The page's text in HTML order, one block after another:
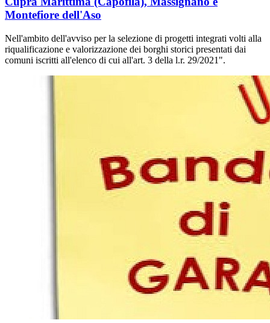
Montefiore dell'Aso
Nell'ambito dell'avviso per la selezione di progetti integrati volti alla
riqualificazione e valorizzazione dei borghi storici presentati dai
comuni iscritti all'elenco di cui all'art. 3 della l.r. 29/2021".